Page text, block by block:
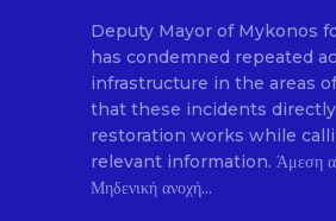
Deputy Mayor of Mykonos
has condemned repeated
infrastructure in the areas
that these incidents
restoration works while
relevant information. Άμεση αποκατάσταση όλων των ζημιών στον δημοτικό φωτισμό.
Μηδενική ανοχή...